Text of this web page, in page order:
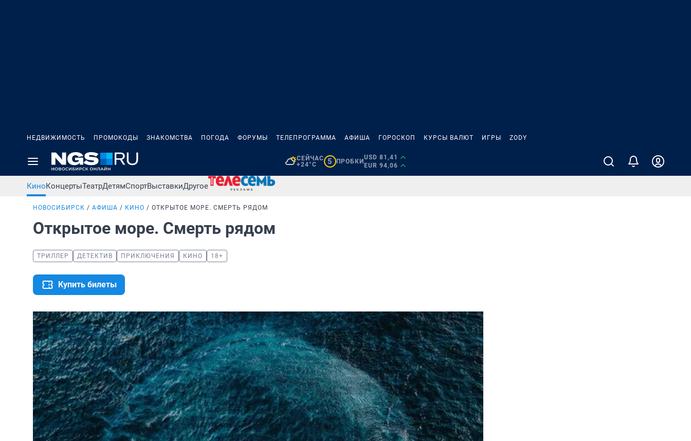
НЕДВИЖИМОСТЬ ПРОМОКОДЫ ЗНАКОМСТВА ПОГОДА ФОРУМЫ ТЕЛЕПРОГРАММА АФИША ГОРОСКОП КУРСЫ ВАЛЮТ ИГРЫ ZODY
СЕЙЧАС
+24°C
5 ПРОБКИ
USD 81,41
EUR 94,06
КиноКонцертыТеатрДетямСпортВыставкиДругое
НОВОСИБИРСК АФИША КИНО ОТКРЫТОЕ МОРЕ. СМЕРТЬ РЯДОМ
Открытое море. Смерть рядом
ТРИЛЛЕР ДЕТЕКТИВ ПРИКЛЮЧЕНИЯ КИНО 18+
Купить билеты